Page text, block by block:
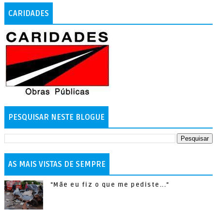
CARIDADES
PESQUISAR NESTE BLOGUE
AS MAIS VISTAS DE SEMPRE
"Mãe eu fiz o que me pediste..."